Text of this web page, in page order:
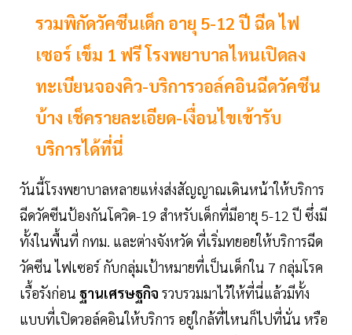
รวมพิกัดวัคซีนเด็ก อายุ 5-12 ปี ฉีด ไฟ
เซอร์ เข็ม 1 ฟรี โรงพยาบาลไหนเปิดลง
ทะเบียนจองคิว-บริการวอล์คอินฉีดวัคซีน
บ้าง เช็ครายละเอียด-เงื่อนไขเข้ารับ
บริการได้ที่นี่
วันนี้โรงพยาบาลหลายแห่งส่งสัญญาณเดินหน้าให้บริการ
ฉีดวัคซีนป้องกันโควิด-19 สำหรับเด็กที่มีอายุ 5-12 ปี ซึ่งมี
ทั้งในพื้นที่ กทม. และต่างจังหวัด ที่เริ่มทยอยให้บริการฉีด
วัคซีน ไฟเซอร์ กับกลุ่มเป้าหมายที่เป็นเด็กใน 7 กลุ่มโรค
เรื้อรังก่อน ฐานเศรษฐกิจ รวบรวมมาไว้ให้ที่นี่แล้วมีทั้ง
แบบที่เปิดวอล์คอินให้บริการ อยู่ใกล้ที่ไหนก็ไปที่นั่น หรือ